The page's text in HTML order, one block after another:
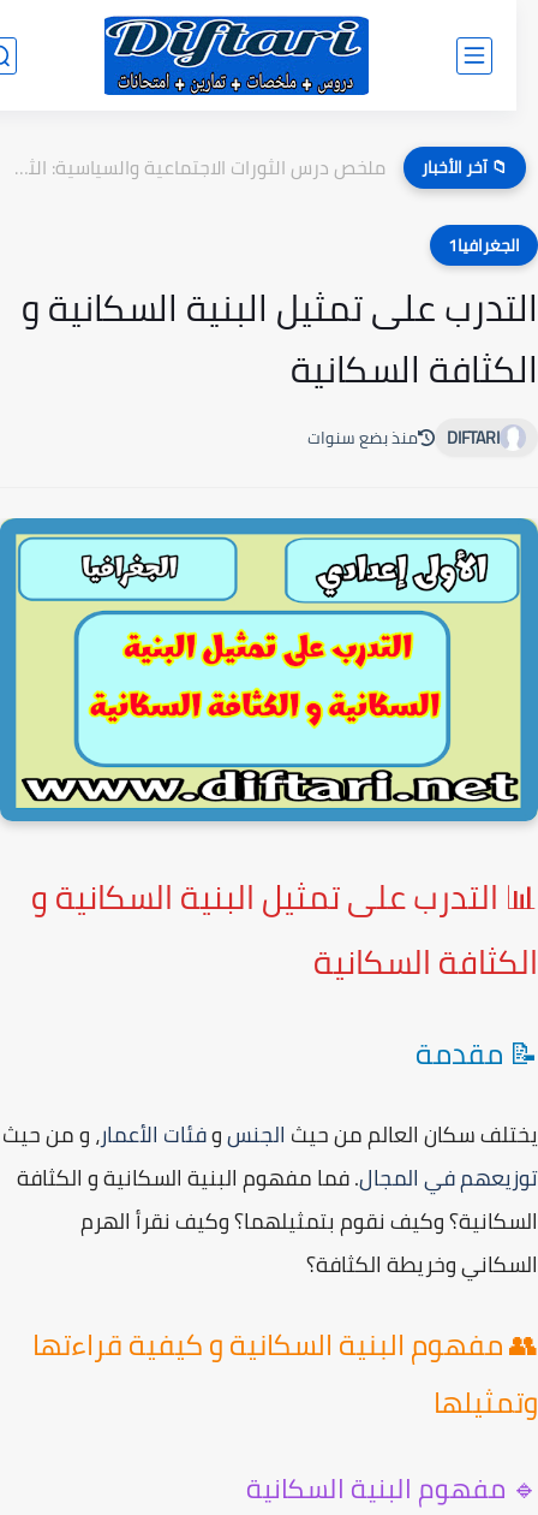
📁 آخر الأخبار ملخص درس الثورات الاجتماعية والسياسية: الثورة الفرنسية - جذع مشترك
على تمثيل البنية السكانية و
السكانية
DIFTARI منذ بضع سنوات
التدرب على تمثيل البنية السكانية و
السكانية
مقدمة
سكان العالم من حيثالجنسوفئات الأعمار، و من حيث
في المجال. فما مفهومالبنية السكانيةوالكثافة
؟ وكيف نقوم بتمثيلهما؟ وكيف نقرأ الهرم
وخريطة الكثافة؟
البنية السكانية و كيفية قراءتها
البنية السكانية